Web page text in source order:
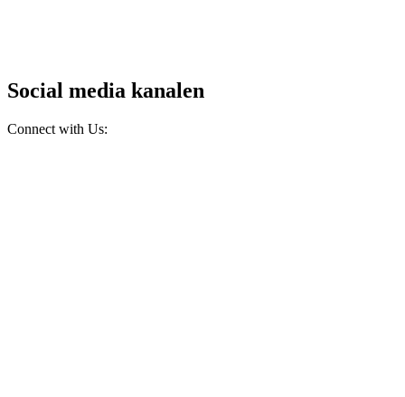
Social media kanalen
Connect with Us: